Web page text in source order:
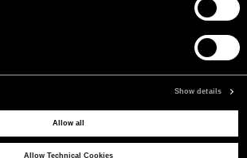
Show details
Allow all
Allow Technical Cookies
NEWSLETTER
Newsletter, um exklusive Informationen zu Neuheiten,